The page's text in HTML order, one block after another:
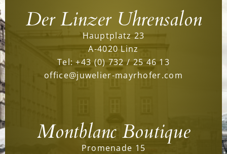
Der Linzer Uhrensalon
Hauptplatz 23
A-4020 Linz
Tel:+43 (0) 732 / 25 46 13
office@juwelier-mayrhofer.com
Montblanc Boutique
Promenade 15